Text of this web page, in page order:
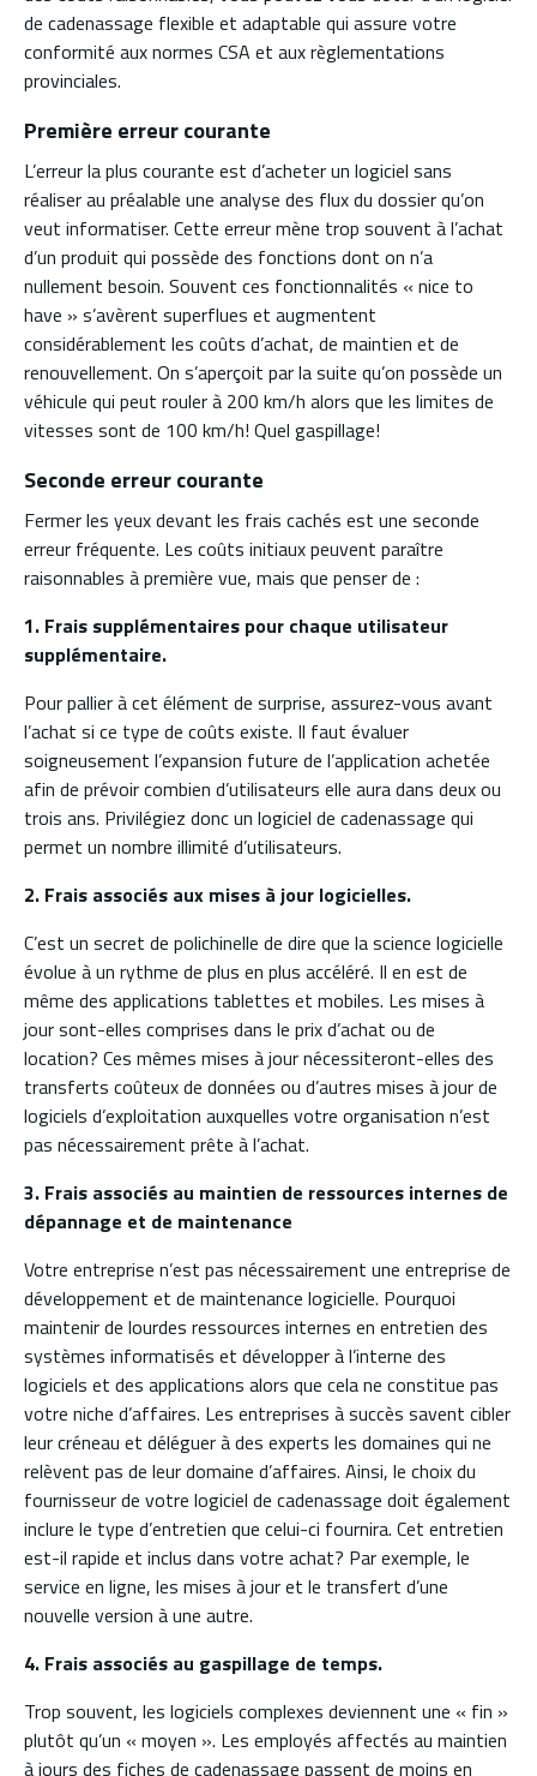
de cadenassage flexible et adaptable qui assure votre
conformité aux normes CSA et aux règlementations
provinciales.
Première erreur courante
L’erreur la plus courante est d’acheter un logiciel sans
réaliser au préalable une analyse des flux du dossier qu’on
veut informatiser. Cette erreur mène trop souvent à l’achat
d’un produit qui possède des fonctions dont on n’a
nullement besoin. Souvent ces fonctionnalités « nice to
have » s’avèrent superflues et augmentent
considérablement les coûts d’achat, de maintien et de
renouvellement. On s’aperçoit par la suite qu’on possède un
véhicule qui peut rouler à 200 km/h alors que les limites de
vitesses sont de 100 km/h! Quel gaspillage!
Seconde erreur courante
Fermer les yeux devant les frais cachés est une seconde
erreur fréquente. Les coûts initiaux peuvent paraître
raisonnables à première vue, mais que penser de :
1. Frais supplémentaires pour chaque utilisateur
supplémentaire.
Pour pallier à cet élément de surprise, assurez-vous avant
l’achat si ce type de coûts existe. Il faut évaluer
soigneusement l’expansion future de l’application achetée
afin de prévoir combien d’utilisateurs elle aura dans deux ou
trois ans. Privilégiez donc un logiciel de cadenassage qui
permet un nombre illimité d’utilisateurs.
2. Frais associés aux mises à jour logicielles.
C’est un secret de polichinelle de dire que la science logicielle
évolue à un rythme de plus en plus accéléré. Il en est de
même des applications tablettes et mobiles. Les mises à
jour sont-elles comprises dans le prix d’achat ou de
location? Ces mêmes mises à jour nécessiteront-elles des
transferts coûteux de données ou d’autres mises à jour de
logiciels d’exploitation auxquelles votre organisation n’est
pas nécessairement prête à l’achat.
3. Frais associés au maintien de ressources internes de
dépannage et de maintenance
Votre entreprise n’est pas nécessairement une entreprise de
développement et de maintenance logicielle. Pourquoi
maintenir de lourdes ressources internes en entretien des
systèmes informatisés et développer à l’interne des
logiciels et des applications alors que cela ne constitue pas
votre niche d’affaires. Les entreprises à succès savent cibler
leur créneau et déléguer à des experts les domaines qui ne
relèvent pas de leur domaine d’affaires. Ainsi, le choix du
fournisseur de votre logiciel de cadenassage doit également
inclure le type d’entretien que celui-ci fournira. Cet entretien
est-il rapide et inclus dans votre achat? Par exemple, le
service en ligne, les mises à jour et le transfert d’une
nouvelle version à une autre.
4. Frais associés au gaspillage de temps.
Trop souvent, les logiciels complexes deviennent une « fin »
plutôt qu’un « moyen ». Les employés affectés au maintien
à jours des fiches de cadenassage passent de moins en